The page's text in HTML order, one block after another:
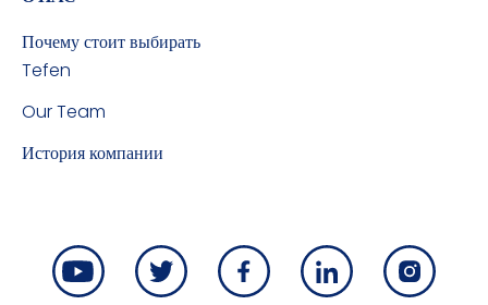
Почему стоит выбирать
Tefen
Our Team
История компании